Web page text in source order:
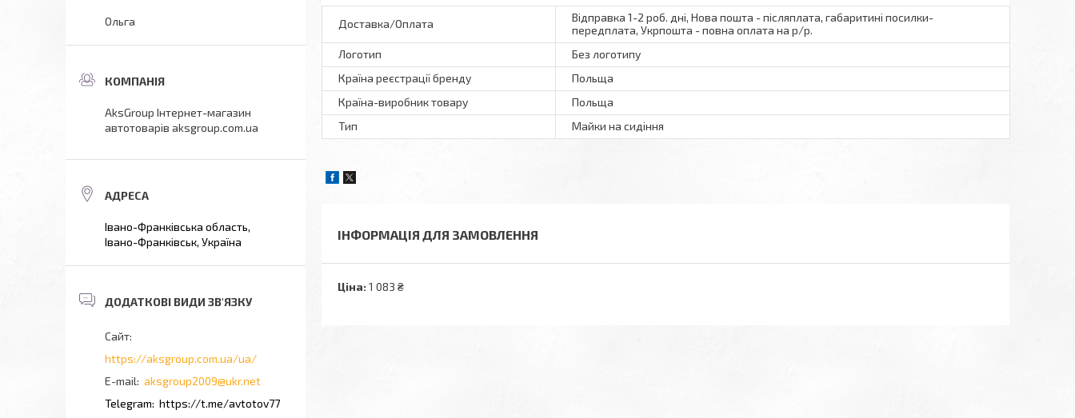
Доставка/Оплата
Відправка 1-2 роб. дні, Нова пошта - післяплата, габаритині посилки-
передплата, Укрпошта - повна оплата на р/р.
Логотип
Без логотипу
Країна реєстрації бренду
Польща
Країна-виробник товару
Польща
Тип
Майки на сидіння
ІНФОРМАЦІЯ ДЛЯ ЗАМОВЛЕННЯ
Ціна: 1 083 ₴
Ольга
AksGroup Інтернет-магазин
автотоварів aksgroup.com.ua
Івано-Франківська область,
Івано-Франківськ, Україна
https://aksgroup.com.ua/ua/
aksgroup2009@ukr.net
https://t.me/avtotov77